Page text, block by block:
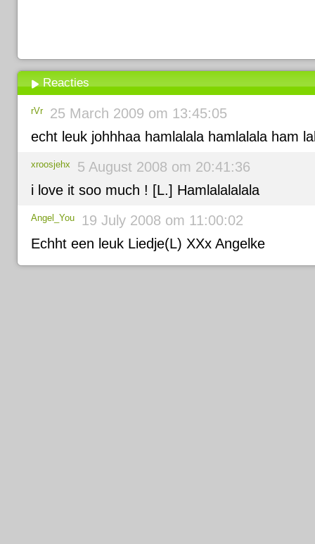
Reacties
rVr
25 March 2009 om 13:45:05
echt leuk johhhaa hamlalala hamlalala ham
xroosjehx
5 August 2008 om 20:41:36
i love it soo much ! [L.] Hamlalalalala
Angel_You
19 July 2008 om 11:00:02
Echht een leuk Liedje(L) XXx Angelke